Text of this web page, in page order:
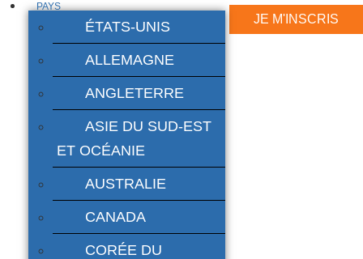
PAYS
ÉTATS-UNIS
ALLEMAGNE
ANGLETERRE
ASIE DU SUD-EST
ET OCÉANIE
AUSTRALIE
CANADA
CORÉE DU
JE M'INSCRIS